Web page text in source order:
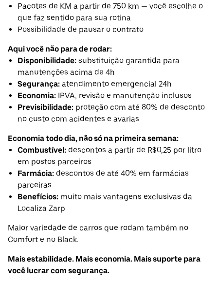
Pacotes de KM a partir de 750 km — você escolhe o
que faz sentido para sua rotina
Possibilidade de pausar o contrato
Aqui você não para de rodar:
Disponibilidade: substituição garantida para
manutenções acima de 4h
Segurança: atendimento emergencial 24h
Economia: IPVA, revisão e manutenção inclusos
Previsibilidade: proteção com até 80% de desconto
no custo com acidentes e avarias
Economia todo dia, não só na primeira semana:
Combustível: descontos a partir de R$0,25 por litro
em postos parceiros
Farmácia: descontos de até 40% em farmácias
parceiras
Benefícios: muito mais vantagens exclusivas da
Localiza Zarp
Maior variedade de carros que rodam também no
Comfort e no Black.
Mais estabilidade. Mais economia. Mais suporte para
você lucrar com segurança.